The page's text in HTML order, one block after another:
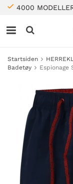
4000
Startsiden
Badetøy
Espionage